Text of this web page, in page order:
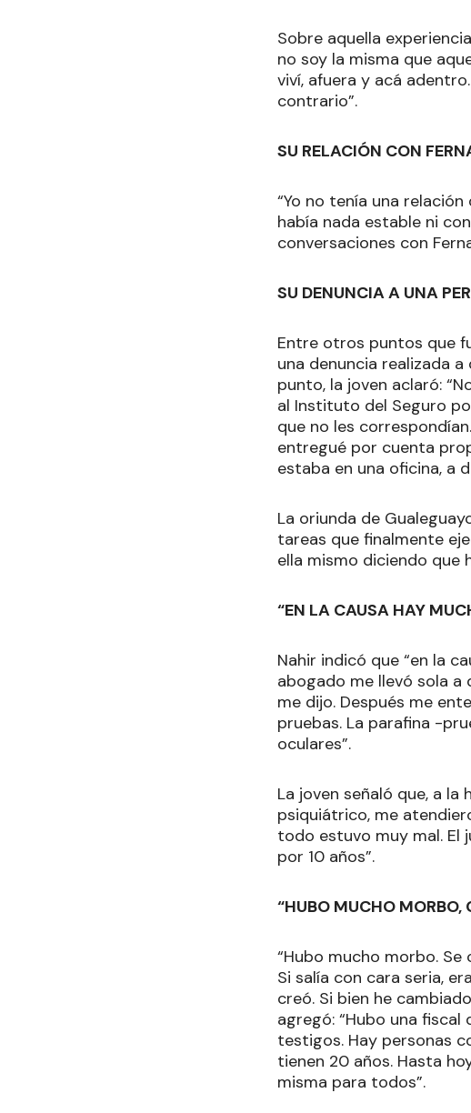
Sobre aquella
no soy la misma que
viví, afuera y acá
contrario”.
SU RELACIÓN CON
“Yo no tenía una
había nada estable ni
conversaciones con
SU DENUNCIA A UNA
Entre otros puntos que
una denuncia realizada
punto, la joven aclaró:
al Instituto del Seguro
que no les
entregué por cuenta
estaba en una oficina, a
La oriunda de
tareas que finalmente
ella mismo diciendo que
“EN LA CAUSA HAY
Nahir indicó que “en la
abogado me llevó sola a
me dijo. Después me
pruebas. La parafina -
oculares”.
La joven señaló que, a la
psiquiátrico, me
todo estuvo muy mal. El
por 10 años”.
“HUBO MUCHO MORBO,
“Hubo mucho morbo.
Si salía con cara seria,
creó. Si bien he
agregó: “Hubo una
testigos. Hay personas
tienen 20 años. Hasta
misma para todos”.